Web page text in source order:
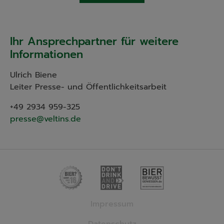
Ihr Ansprechpartner für weitere
Informationen
Ulrich Biene
Leiter Presse- und Öffentlichkeitsarbeit
+49 2934 959-325
presse@veltins.de